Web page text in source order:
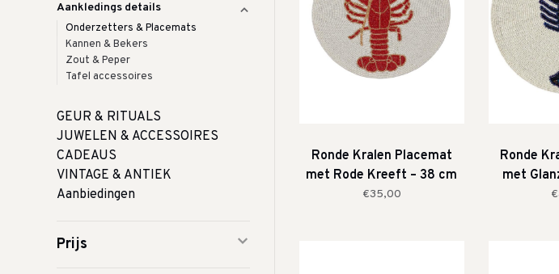
Aankledings details
Onderzetters & Placemats
Kannen & Bekers
Zout & Peper
Tafel accessoires
GEUR & RITUALS
JUWELEN & ACCESSOIRES
CADEAUS
VINTAGE & ANTIEK
Aanbiedingen
Prijs
Ronde Kralen Placemat
met Rode Kreeft – 38 cm
€35,00
Ronde
met